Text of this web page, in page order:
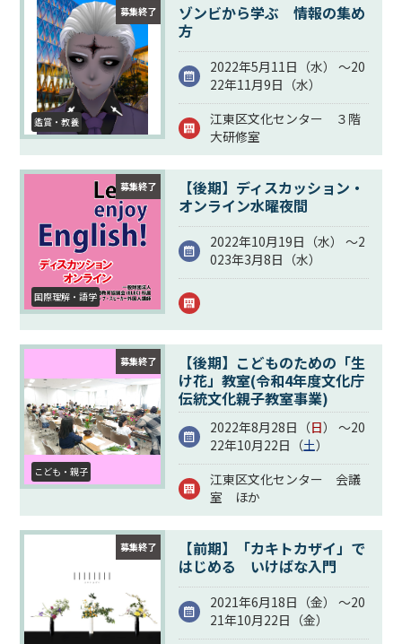
募集終了
鑑賞・教養
ゾンビから学ぶ 情報の集め
方
2022年5月11日（水） ～20
22年11月9日（水）
江東区文化センター ３階
大研修室
募集終了
国際理解・語学
【後期】ディスカッション・
オンライン水曜夜間
2022年10月19日（水） ～2
023年3月8日（水）
募集終了
こども・親子
【後期】こどものための「生
け花」教室(令和4年度文化庁
伝統文化親子教室事業)
2022年8月28日（日） ～20
22年10月22日（土）
江東区文化センター 会議
室 ほか
募集終了
【前期】「カキトカザイ」で
はじめる いけばな入門
2021年6月18日（金） ～20
21年10月22日（金）